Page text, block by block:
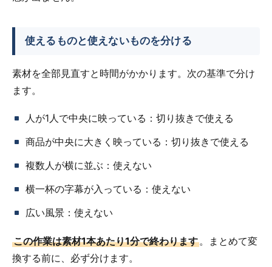
使えるものと使えないものを分ける
素材を全部見直すと時間がかかります。次の基準で分け
ます。
人が1人で中央に映っている：切り抜きで使える
商品が中央に大きく映っている：切り抜きで使える
複数人が横に並ぶ：使えない
横一杯の字幕が入っている：使えない
広い風景：使えない
この作業は素材1本あたり1分で終わります。まとめて変
換する前に、必ず分けます。